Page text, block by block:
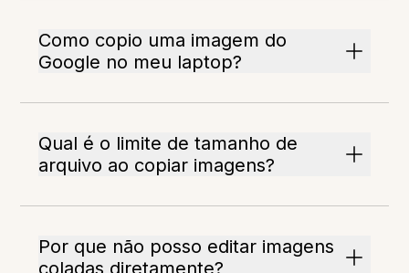
Como copio uma imagem do
Google no meu laptop?
Qual é o limite de tamanho de
arquivo ao copiar imagens?
Por que não posso editar imagens
coladas diretamente?